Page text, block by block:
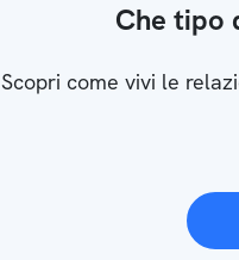
Che tipo
Scopri come vivi le